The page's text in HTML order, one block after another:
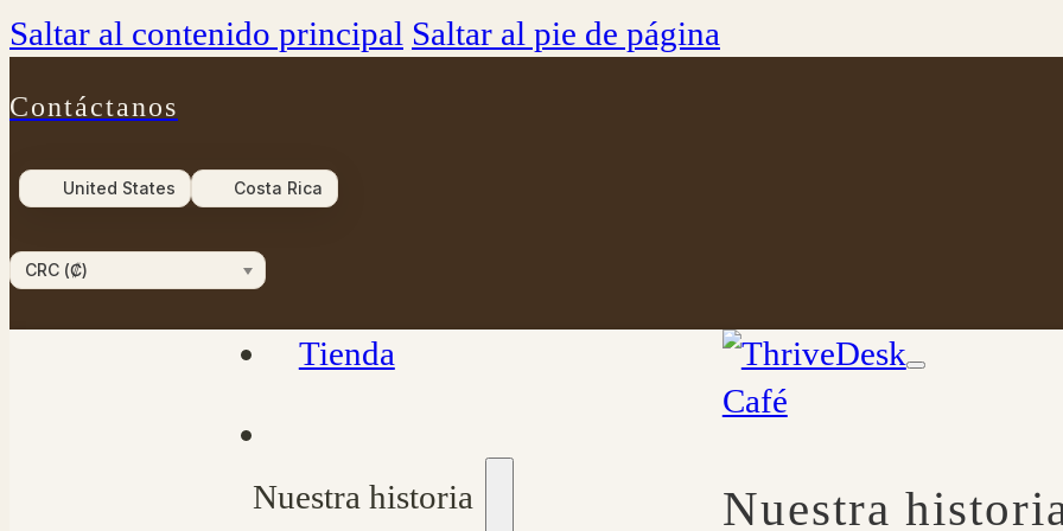
Saltar al contenido principal Saltar al pie de página
Contáctanos
United States Costa Rica
CRC (₡)
Tienda
Nuestra historia
Café
Nuestra